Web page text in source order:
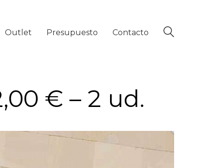
Outlet Presupuesto Contacto
€ – 2 ud.